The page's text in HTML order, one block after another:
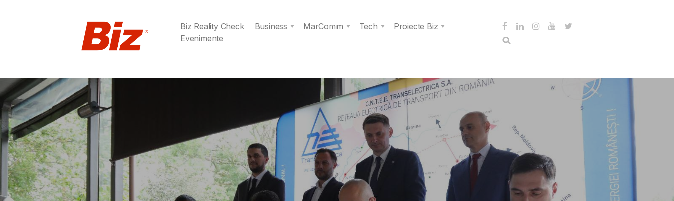
Biz Reality Check Business MarComm Tech
Proiecte Biz
Evenimente